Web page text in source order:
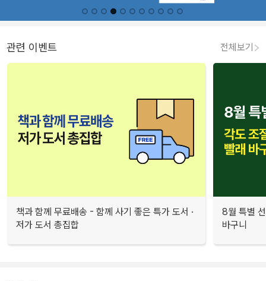
관련 이벤트 전체보기
책과 함께 무료배송 - 함께 사기 좋은 특가 도서 ·
저가 도서 총집합
8월 특별
바구니